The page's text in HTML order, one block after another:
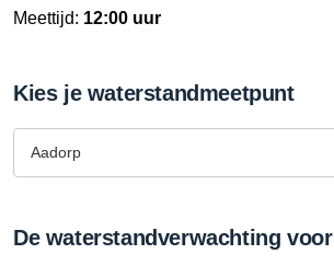
Meettijd: 12:00 uur
Kies je waterstandmeetpunt
De waterstandverwachting voor